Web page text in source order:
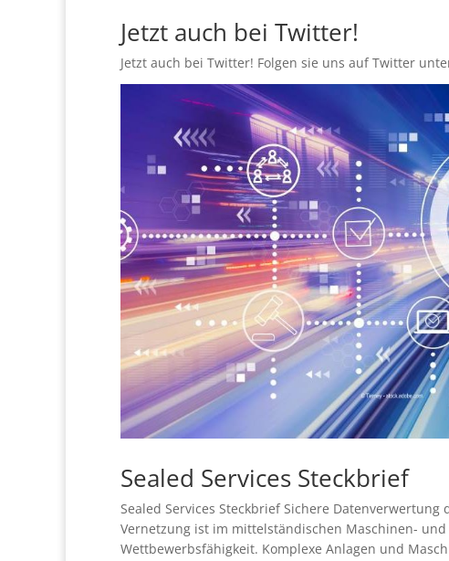
Jetzt auch bei Twitter!
Jetzt auch bei Twitter! Folgen sie uns auf Twitter
Sealed Services Steckbrief
Sealed Services Steckbrief Sichere
Vernetzung ist im mittelständischen Maschinen-
Wettbewerbsfähigkeit. Komplexe Anlagen und